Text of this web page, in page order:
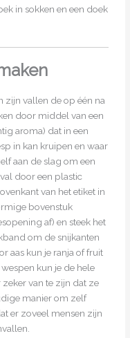
in sokken en een doek
zijn vallen de op één na
door middel van een
aroma) dat in een
in kan kruipen en waar
aan de slag om een
door een plastic
van het etiket in
bovenstuk
af) en steek het
om de snijkanten
aas kun je ranja of fruit
kun je de hele
zeker van te zijn dat ze
manier om zelf
er zoveel mensen zijn